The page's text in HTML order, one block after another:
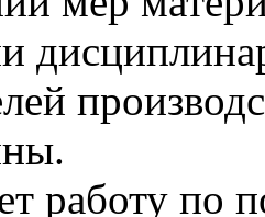
работу по